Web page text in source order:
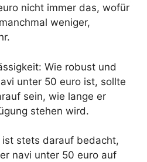
nicht immer das, wofür
weniger,
Wie robust und
unter 50 euro ist, sollte
sein, wie lange er
stehen wird.
stets darauf bedacht,
navi unter 50 euro auf